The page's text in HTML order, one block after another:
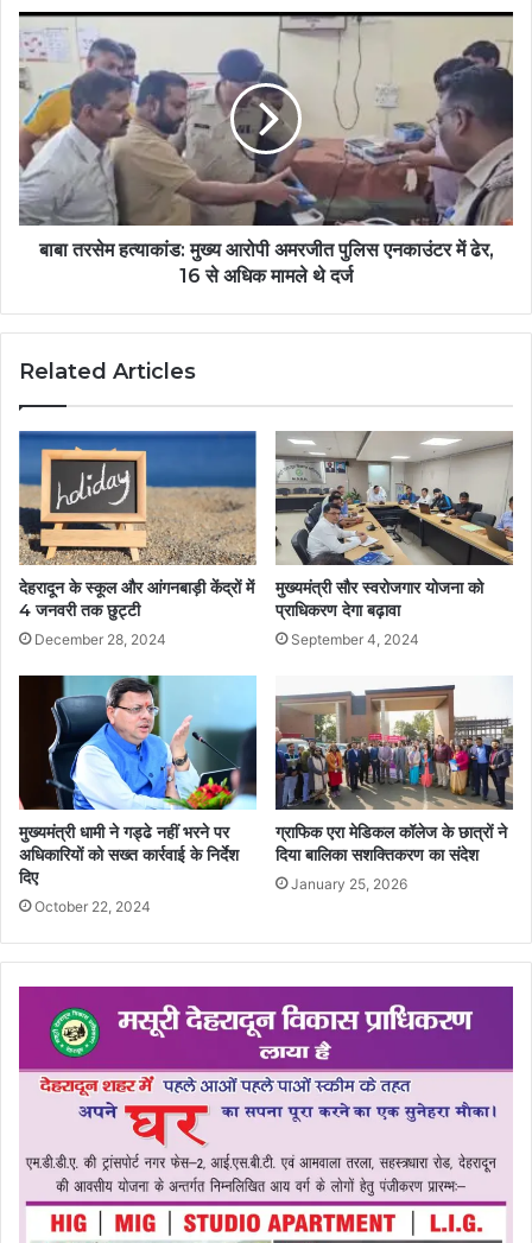
बाबा तरसेम हत्याकांड: मुख्य आरोपी अमरजीत पुलिस एनकाउंटर में ढेर,
16 से अधिक मामले थे दर्ज
Related Articles
देहरादून के स्कूल और आंगनबाड़ी केंद्रों में
4 जनवरी तक छुट्टी
December 28, 2024
मुख्यमंत्री सौर स्वरोजगार योजना को
प्राधिकरण देगा बढ़ावा
September 4, 2024
मुख्यमंत्री धामी ने गड्ढे नहीं भरने पर
अधिकारियों को सख्त कार्रवाई के निर्देश
दिए
October 22, 2024
ग्राफिक एरा मेडिकल कॉलेज के छात्रों ने
दिया बालिका सशक्तिकरण का संदेश
January 25, 2026